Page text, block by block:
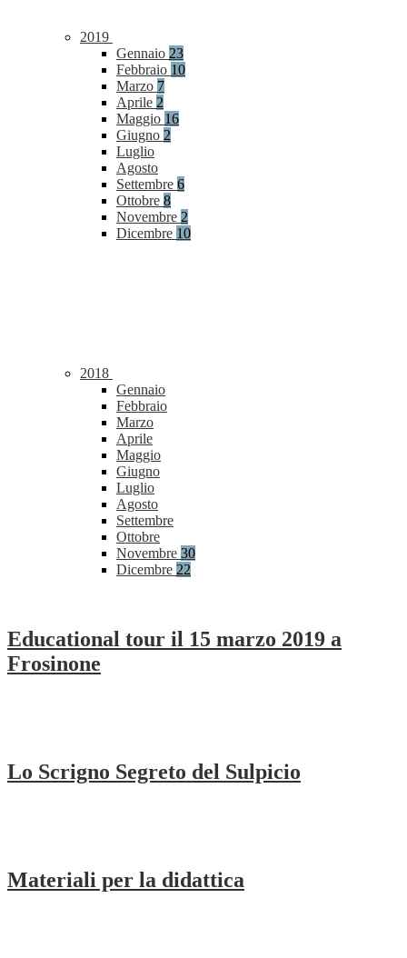
2019
Gennaio 23
Febbraio 10
Marzo 7
Aprile 2
Maggio 16
Giugno 2
Luglio
Agosto
Settembre 6
Ottobre 8
Novembre 2
Dicembre 10
2018
Gennaio
Febbraio
Marzo
Aprile
Maggio
Giugno
Luglio
Agosto
Settembre
Ottobre
Novembre 30
Dicembre 22
Educational tour il 15 marzo 2019 a
Frosinone
Lo Scrigno Segreto del Sulpicio
Materiali per la didattica